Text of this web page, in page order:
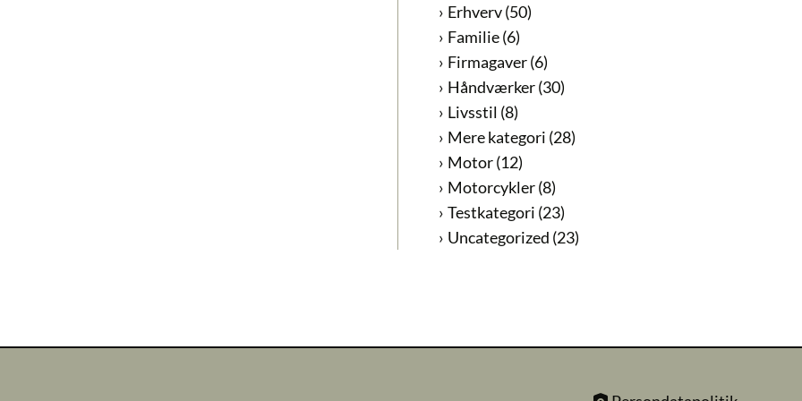
Erhverv(50)
Familie(6)
Firmagaver(6)
Håndværker(30)
Livsstil (8)
Mere kategori (28)
Motor(12)
Motorcykler(8)
Testkategori (23)
Uncategorized (23)